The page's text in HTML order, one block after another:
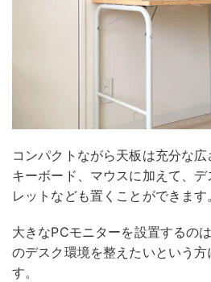
コンパクトながら天板は充分な
キーボード、マウスに加えて、
レットなども置くことができます
大きなPCモニターを設置するの
のデスク環境を整えたいという
す。